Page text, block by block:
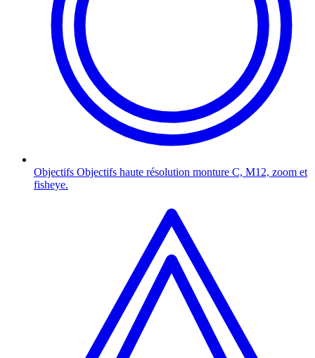
Objectifs Objectifs haute résolution monture C, M12, zoom et
fisheye.